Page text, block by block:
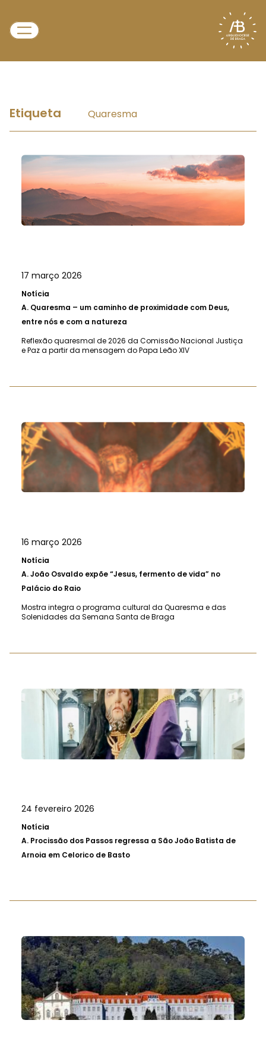
Etiqueta Quaresma
17 março 2026
Notícia
A. Quaresma – um caminho de proximidade com Deus,
entre nós e com a natureza
Reflexão quaresmal de 2026 da Comissão Nacional Justiça
e Paz a partir da mensagem do Papa Leão XIV
16 março 2026
Notícia
A.João Osvaldo expõe “Jesus, fermento de vida” no
Palácio do Raio
Mostra integra o programa cultural da Quaresma e das
Solenidades da Semana Santa de Braga
24 fevereiro 2026
Notícia
A. Procissão dos Passos regressa a São João Batista de
Arnoia em Celorico de Basto